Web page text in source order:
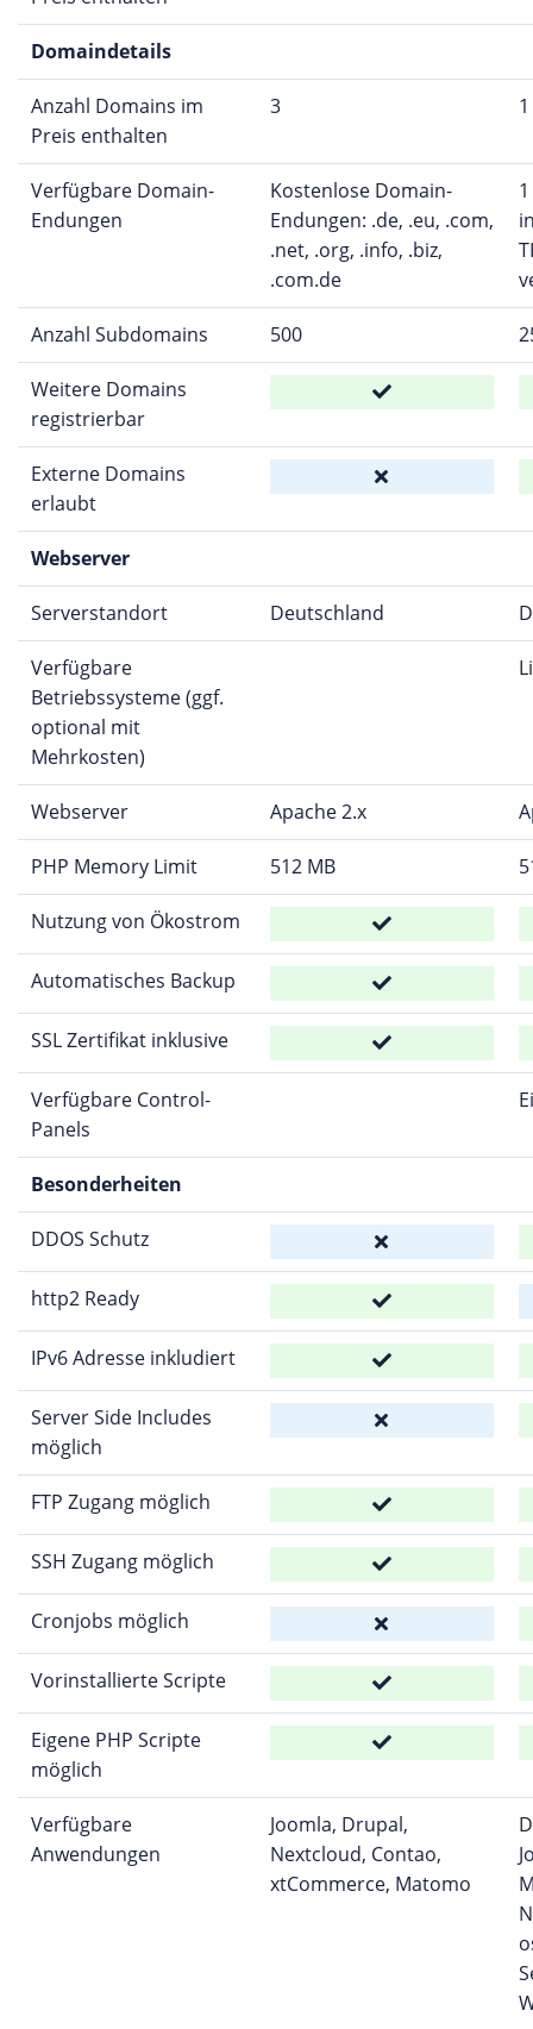
Domaindetails
Anzahl Domains im
Preis enthalten
3 1
Verfügbare Domain-
Endungen
Kostenlose Domain-
Endungen: .de, .eu, .com,
.net, .org, .info, .biz,
.com.de
Anzahl Subdomains 500
Weitere Domains
registrierbar
Externe Domains
erlaubt
Webserver
Serverstandort Deutschland
Verfügbare
Betriebssysteme (ggf.
optional mit
Mehrkosten)
Webserver Apache 2.x
PHP Memory Limit 512 MB
Nutzung von Ökostrom
Automatisches Backup
SSL Zertifikat inklusive
Verfügbare Control-
Panels
Besonderheiten
DDOS Schutz
http2 Ready
IPv6 Adresse inkludiert
Server Side Includes
möglich
FTP Zugang möglich
SSH Zugang möglich
Cronjobs möglich
Vorinstallierte Scripte
Eigene PHP Scripte
möglich
Verfügbare
Anwendungen
Joomla, Drupal,
Nextcloud, Contao,
xtCommerce, Matomo